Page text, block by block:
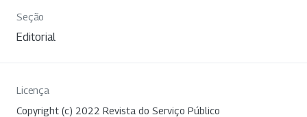
Seção
Editorial
Licença
Copyright (c) 2022 Revista do Serviço Público